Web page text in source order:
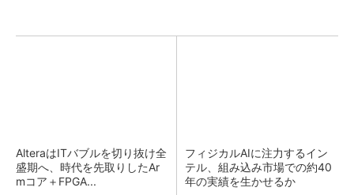
AlteraはITバブルを切り抜け全
盛期へ、時代を先取りしたAr
mコア＋FPGA...
フィジカルAIに注力するイン
テル、組み込み市場での約40
年の実績を生かせるか